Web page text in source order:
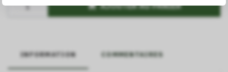
AJOUTER AU PANIER
INFORMATION COMMENTAIRES